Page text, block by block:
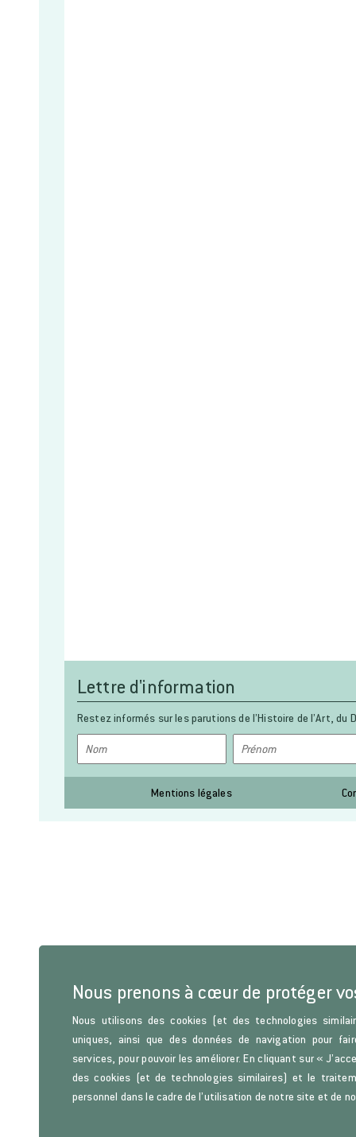
Lettre d'information
Restez informés sur les parutions de l’Histoire de l’Art, du
Mentions légales
Nous prenons à cœur de protéger
Nous utilisons des cookies (et des technologies
uniques, ainsi que des données de navigation pour
services, pour pouvoir les améliorer. En cliquant sur «
des cookies (et de technologies similaires) et le
personnel dans le cadre de l’utilisation de notre site et de